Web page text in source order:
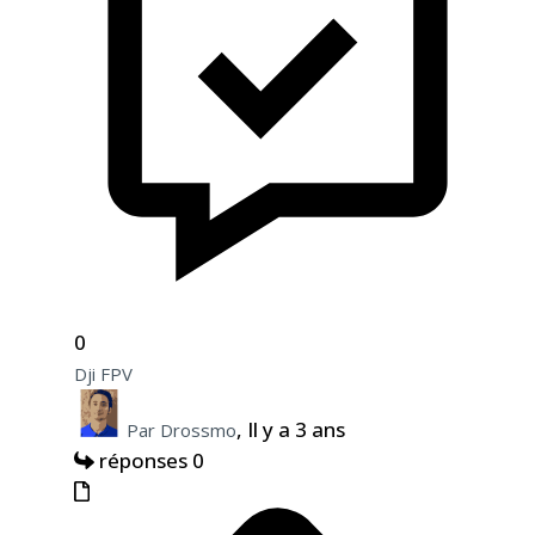
0
Dji FPV
Par Drossmo, Il y a 3 ans
réponses 0